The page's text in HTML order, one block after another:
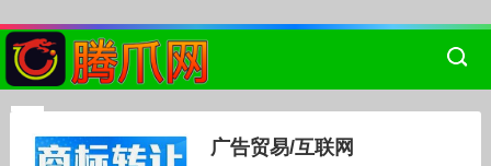
广告贸易/互联网